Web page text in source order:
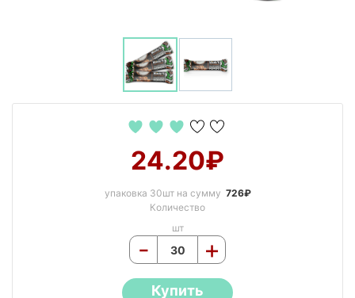
24.20₽
упаковка 30шт на сумму 726₽
Количество
шт
- +
Купить